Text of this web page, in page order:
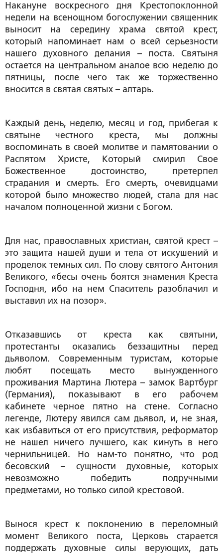
Накануне воскресного дня Крестопоклонной
недели на всенощном богослужении священник
выносит на середину храма святой крест,
который напоминает нам о всей серьезности
нашего духовного делания – поста. Святыня
остается на центральном аналое всю неделю до
пятницы, после чего так же торжественно
вносится в святая святых – алтарь.
Каждый день, неделю, месяц и год, прибегая к
святыне честного креста, мы должны
воспоминать в своей молитве и памятовании о
Распятом Христе, Который смирил Свое
Божественное достоинство, претерпел
страдания и смерть. Его смерть, очевидцами
которой было множество людей, стала для нас
началом полноценной жизни с Богом.
Для нас, православных христиан, святой крест –
это защита нашей души и тела от искушений и
проделок темных сил. По слову святого Антония
Великого, «бесы очень боятся знамения Креста
Господня, ибо на нем Спаситель разоблачил и
выставил их на позор».
Отказавшись от креста как святыни,
протестанты оказались беззащитны перед
дьяволом. Современным туристам, которые
любят посещать место вынужденного
проживания Мартина Лютера – замок Вартбург
(Германия), показывают в его рабочем
кабинете черное пятно на стене. Согласно
легенде, Лютеру явился сам дьявол, и, не зная,
как избавиться от его присутствия, реформатор
не нашел ничего лучшего, как кинуть в него
чернильницей. Но нам-то понятно, что род
бесовский – сущности духовные, которых
невозможно победить подручными
предметами, но только силой крестовой.
Вынося крест к поклонению в переломный
момент Великого поста, Церковь старается
поддержать духовные силы верующих, дать